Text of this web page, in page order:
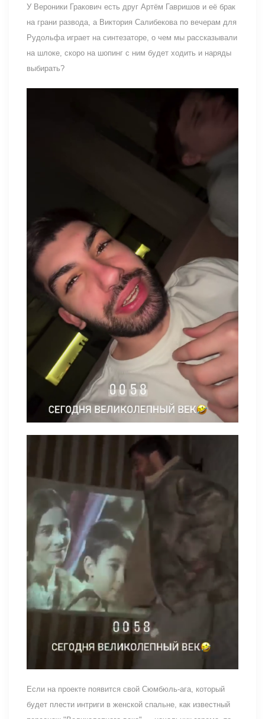
У Вероники Гракович есть друг Артём Гавришов и её брак
на грани развода, а Виктория Салибекова по вечерам для
Рудольфа играет на синтезаторе, о чем мы рассказывали
на шлоке, скоро на шопинг с ним будет ходить и наряды
выбирать?
Если на проекте появится свой Сюмбюль-ага, который
будет плести интриги в женской спальне, как известный